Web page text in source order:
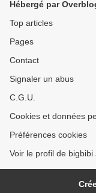
Hébergé par
Top articles
Pages
Contact
Signaler un abus
C.G.U.
Cookies et données
Préférences cookies
Voir le profil de